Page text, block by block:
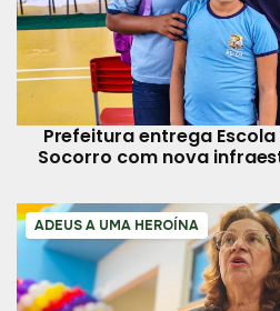
Prefeitura entrega
Socorro com nova
ADEUS A UMA HEROÍNA